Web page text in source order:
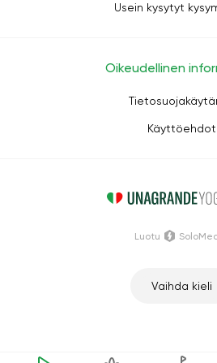
Usein kysytyt
Oikeudellinen
Käyttöehdot
Vaihda kieli
Luotu